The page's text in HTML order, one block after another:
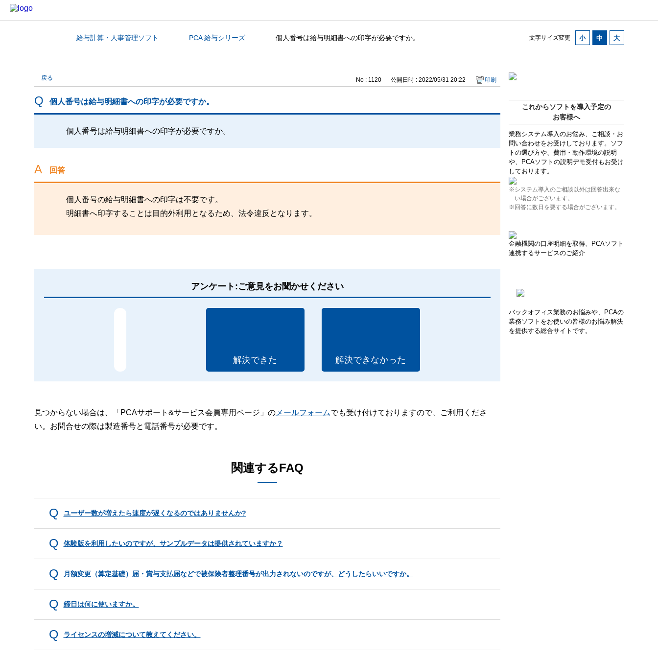
文字サイズ変更
カテゴリから探す給与計算・人事管理ソフト PCA 給与シリーズ 個人番号は給与明細書への印字が必要ですか。
これからソフトを導入予定の
お客様へ
業務システム導入のお悩み、ご相談・お
問い合わせをお受けしております。ソフ
トの選び方や、費用・動作環境の説明
や、PCAソフトの説明デモ受付もお受け
しております。
※システム導入のご相談以外は回答出来な
い場合がございます。
※回答に数日を要する場合がございます。
金融機関の口座明細を取得、PCAソフト
連携するサービスのご紹介
バックオフィス業務のお悩みや、PCAの
業務ソフトをお使いの皆様のお悩み解決
を提供する総合サイトです。
戻る No : 1120 公開日時 : 2022/05/31 20:22 印刷
個人番号は給与明細書への印字が必要ですか。
個人番号は給与明細書への印字が必要ですか。
回答
個人番号の給与明細書への印字は不要です。
明細書へ印字することは目的外利用となるため、法令違反となります。
アンケート:ご意見をお聞かせください
解決できた 解決できなかった
見つからない場合は、「PCAサポート&サービス会員専用ページ」のメールフォームでも受け付けておりますので、ご利用くださ
い。お問合せの際は製造番号と電話番号が必要です。
関連するFAQ
ユーザー数が増えたら速度が遅くなるのではありませんか?
体験版を利用したいのですが、サンプルデータは提供されていますか？
月額変更（算定基礎）届・賞与支払届などで被保険者整理番号が出力されないのですが、どうしたらいいですか。
締日は何に使いますか。
ライセンスの増減について教えてください。